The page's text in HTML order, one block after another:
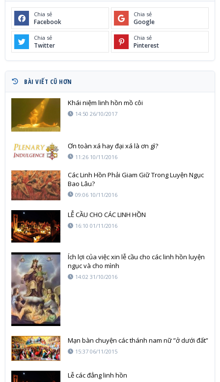
Chia sẻ
Facebook
Chia sẻ
Google
Chia sẻ
Twitter
Chia sẻ
Pinterest
BÀI VIẾT CŨ HƠN
Khái niệm linh hồn mồ côi
14:50 26/10/2017
Ơn toàn xá hay đại xá là ơn gì?
11:26 10/11/2016
Các Linh Hồn Phải Giam Giữ Trong Luyện Ngục
Bao Lâu?
09:06 10/11/2016
LỄ CẦU CHO CÁC LINH HỒN
16:10 01/11/2016
Ích lợi của việc xin lễ cầu cho các linh hồn luyện
ngục và cho mình
14:02 31/10/2016
Mạn bàn chuyện các thánh nam nữ ”ở dưới đất”
15:37 06/11/2015
Lễ các đẳng linh hồn